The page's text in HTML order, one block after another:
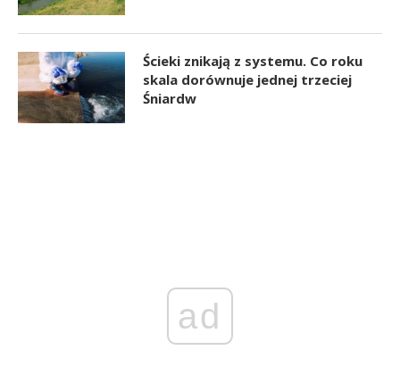
Ścieki znikają z systemu. Co roku
skala dorównuje jednej trzeciej
Śniardw
ad